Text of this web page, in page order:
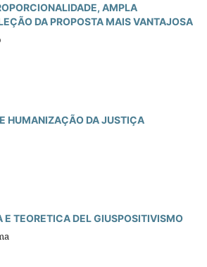
AMPLA
DA PROPOSTA MAIS VANTAJOSA
HUMANIZAÇÃO DA JUSTIÇA
E TEORETICA DEL GIUSPOSITIVISMO